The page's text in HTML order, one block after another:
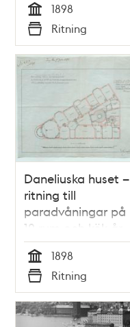
Tid
1898
Typ
Ritning
Daneliuska huset –
ritning till
paradvåningar på
12 rum och kök år
1898
Tid
1898
Typ
Ritning